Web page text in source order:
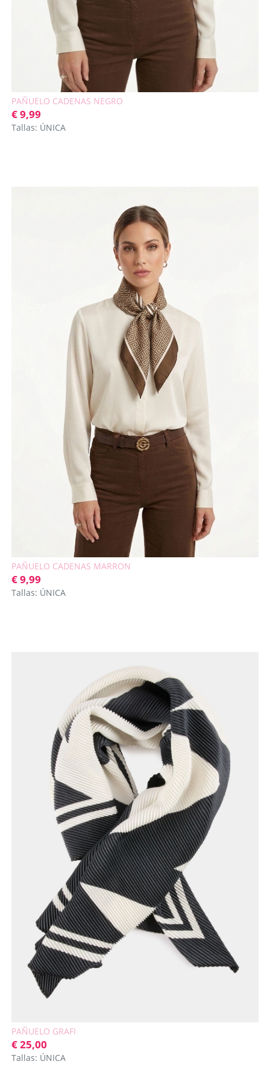
PAÑUELO CADENAS NEGRO
€ 9,99
Tallas: ÚNICA
PAÑUELO CADENAS MARRON
€ 9,99
Tallas: ÚNICA
PAÑUELO GRAFI
€ 25,00
Tallas: ÚNICA